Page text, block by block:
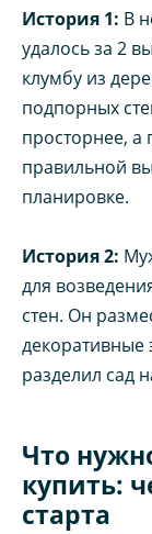
История 1: В
удалось за 2
клумбу из
подпорных
просторнее, а
правильной
планировке.
История 2:
для
стен. Он
декоративные
разделил сад
Что
купить:
старта